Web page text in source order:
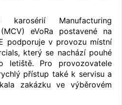
Manufacturing
eVoRa postavené na
podporuje v provozu místní
který se nachází pouhé
letiště. Pro provozovatele
přístup také k servisu a
zakázku ve výběrovém